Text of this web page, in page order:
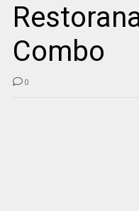
Combo
0